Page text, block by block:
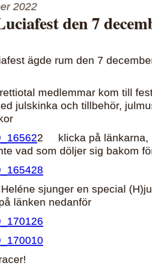
2022
den 7
ägde rum den 7
medlemmar kom till
julskinka och tillbehör,
2 klicka på länkarna,
vad som döljer sig bakom
sjunger en special
länken nedanför